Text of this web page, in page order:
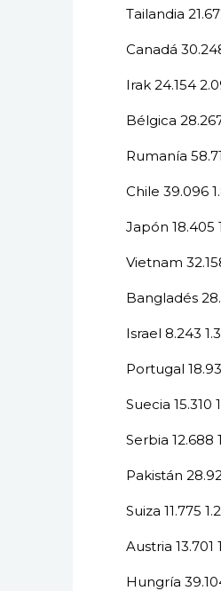
Tailandia
Canadá
Irak 24.154
Bélgica
Rumanía
Chile 39.096
Japón 18.405
Vietnam
Bangladés
Israel 8.243
Portugal
Suecia 15.310
Serbia 12.688
Pakistán
Suiza 11.775
Austria 13.701
Hungría